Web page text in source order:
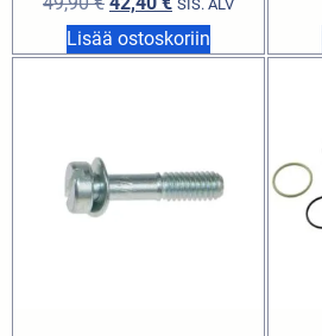
SIS. ALV
Lisää ostoskoriin